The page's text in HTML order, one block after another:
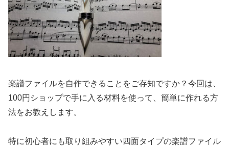
楽譜ファイルを自作できることをご存知ですか？今回は、
100円ショップで手に入る材料を使って、簡単に作れる方
法をお教えします。
特に初心者にも取り組みやすい四面タイプの楽譜ファイル